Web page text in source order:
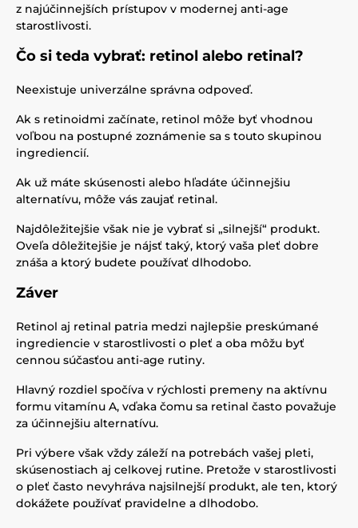
z najúčinnejších prístupov v modernej anti-age
starostlivosti.
Čo si teda vybrať: retinol alebo retinal?
Neexistuje univerzálne správna odpoveď.
Ak s retinoidmi začínate, retinol môže byť vhodnou
voľbou na postupné zoznámenie sa s touto skupinou
ingrediencií.
Ak už máte skúsenosti alebo hľadáte účinnejšiu
alternatívu, môže vás zaujať retinal.
Najdôležitejšie však nie je vybrať si „silnejší“ produkt.
Oveľa dôležitejšie je nájsť taký, ktorý vaša pleť dobre
znáša a ktorý budete používať dlhodobo.
Záver
Retinol aj retinal patria medzi najlepšie preskúmané
ingrediencie v starostlivosti o pleť a oba môžu byť
cennou súčasťou anti-age rutiny.
Hlavný rozdiel spočíva v rýchlosti premeny na aktívnu
formu vitamínu A, vďaka čomu sa retinal často považuje
za účinnejšiu alternatívu.
Pri výbere však vždy záleží na potrebách vašej pleti,
skúsenostiach aj celkovej rutine. Pretože v starostlivosti
o pleť často nevyhráva najsilnejší produkt, ale ten, ktorý
dokážete používať pravidelne a dlhodobo.